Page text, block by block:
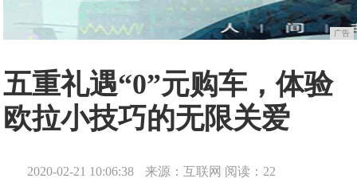
广告
五重礼遇“0”元购车，体验
欧拉小技巧的无限关爱
2020-02-21 10:06:38 来源：互联网 阅读：22